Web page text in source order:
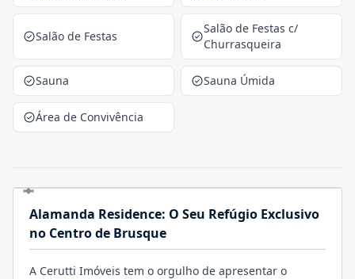
Salão de Festas
Salão de Festas c/
Churrasqueira
Sauna Sauna Úmida
Área de Convivência
Alamanda Residence: O Seu Refúgio Exclusivo
no Centro de Brusque
A Cerutti Imóveis tem o orgulho de apresentar o